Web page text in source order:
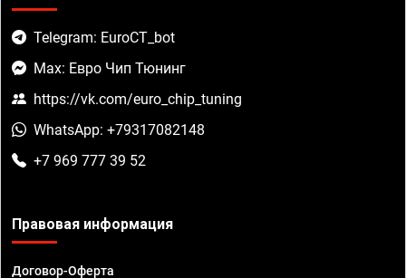
Telegram: EuroCT_bot
Max: Евро Чип Тюнинг
https://vk.com/euro_chip_tuning
WhatsApp: +79317082148
+7 969 777 39 52
Правовая информация
Договор-Оферта